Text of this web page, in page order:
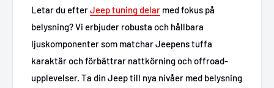
Letar du efterJeep tuning delar med fokus på
belysning? Vi erbjuder robusta och hållbara
ljuskomponenter som matchar Jeepens tuffa
karaktär och förbättrar nattkörning och offroad-
upplevelser. Ta din Jeep till nya nivåer med belysning